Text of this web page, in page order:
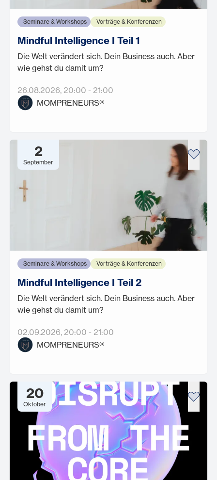
Seminare & Workshops Vorträge & Konferenzen
Mindful Intelligence I Teil 1
Die Welt verändert sich. Dein Business auch. Aber
wie gehst du damit um?
26.08.2026, 20:00 - 21:00
MOMPRENEURS®
2
September
Seminare & Workshops Vorträge & Konferenzen
Mindful Intelligence I Teil 2
Die Welt verändert sich. Dein Business auch. Aber
wie gehst du damit um?
02.09.2026, 20:00 - 21:00
MOMPRENEURS®
20
Oktober